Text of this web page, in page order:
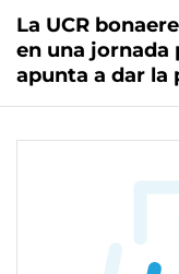
La UCR
en una jornada
apunta a dar la